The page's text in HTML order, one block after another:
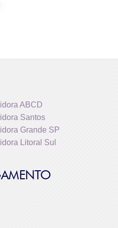
ABCD
Santos
Grande SP
Litoral Sul